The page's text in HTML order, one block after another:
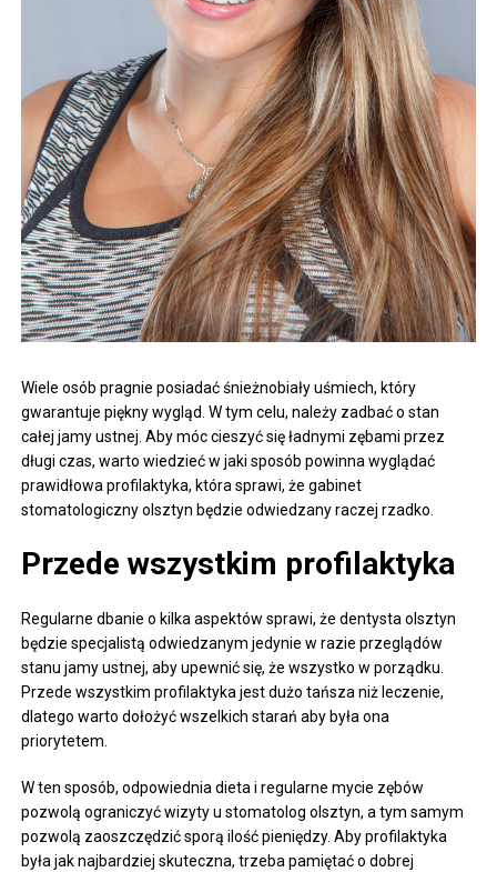
Wiele osób pragnie posiadać śnieżnobiały uśmiech, który
gwarantuje piękny wygląd. W tym celu, należy zadbać o stan
całej jamy ustnej. Aby móc cieszyć się ładnymi zębami przez
długi czas, warto wiedzieć w jaki sposób powinna wyglądać
prawidłowa profilaktyka, która sprawi, że gabinet
stomatologiczny olsztyn będzie odwiedzany raczej rzadko.
Przede wszystkim profilaktyka
Regularne dbanie o kilka aspektów sprawi, że dentysta olsztyn
będzie specjalistą odwiedzanym jedynie w razie przeglądów
stanu jamy ustnej, aby upewnić się, że wszystko w porządku.
Przede wszystkim profilaktyka jest dużo tańsza niż leczenie,
dlatego warto dołożyć wszelkich starań aby była ona
priorytetem.
W ten sposób, odpowiednia dieta i regularne mycie zębów
pozwolą ograniczyć wizyty u stomatolog olsztyn, a tym samym
pozwolą zaoszczędzić sporą ilość pieniędzy. Aby profilaktyka
była jak najbardziej skuteczna, trzeba pamiętać o dobrej